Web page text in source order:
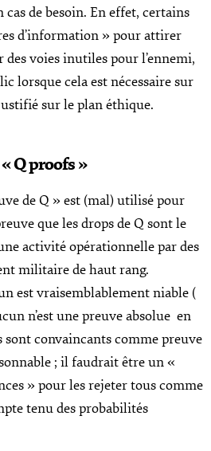
de besoin. En effet, certains
d’information » pour attirer
des voies inutiles pour l’ennemi,
lorsque cela est nécessaire sur
sur le plan éthique.
Q proofs »
de Q » est (mal) utilisé pour
que les drops de Q sont le
activité opérationnelle par des
militaire de haut rang.
est vraisemblablement niable (
n’est une preuve absolue en
convaincants comme preuve
; il faudrait être un «
» pour les rejeter tous comme
tenu des probabilités